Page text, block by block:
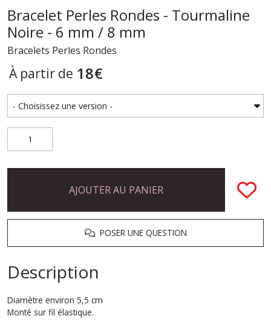
Bracelet Perles Rondes - Tourmaline
Noire - 6 mm / 8 mm
Bracelets Perles Rondes
À partir de 18€
AJOUTER AU PANIER
POSER UNE QUESTION
Description
Diamètre environ 5,5 cm
Monté sur fil élastique.